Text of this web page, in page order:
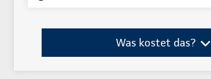
Was kostet das?